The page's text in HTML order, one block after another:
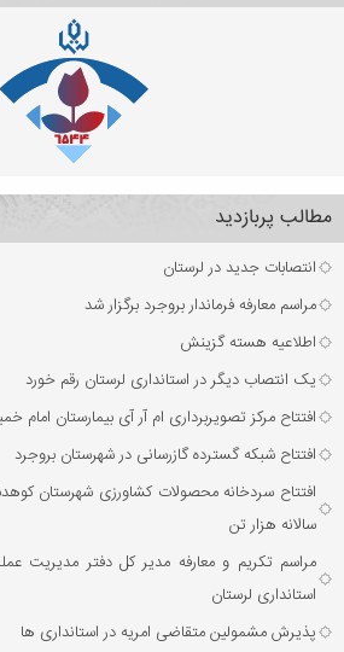
مطالب پربازدید
انتصابات جدید در لرستان
مراسم معارفه فرماندار بروجرد برگزار شد
اطلاعیه هسته گزینش
یک انتصاب دیگر در استانداری لرستان رقم خورد
افتتاح مرکز تصویربرداری ام آر آی بیمارستان
افتتاح شبکه گسترده گازرسانی در شهرستان بروجرد
افتتاح سردخانه محصولات کشاورزی شهرستان
سالانه هزار تن
مراسم تکریم و معارفه مدیر کل دفتر مدیریت
استانداری لرستان
پذیرش مشمولین متقاضی امریه در استانداری ها